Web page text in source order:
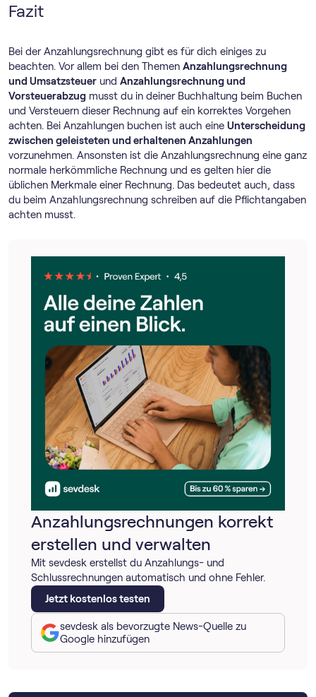
Anzahlungsrechnungen korrekt
erstellen und verwalten
Mit sevdesk erstellst du Anzahlungs- und
Schlussrechnungen automatisch und ohne Fehler.
Jetzt kostenlos testen
sevdesk als bevorzugte News-Quelle zu
Google hinzufügen
Fazit
Bei der Anzahlungsrechnung gibt es für dich einiges zu
beachten. Vor allem bei den Themen Anzahlungsrechnung
und Umsatzsteuer und Anzahlungsrechnung und
Vorsteuerabzug musst du in deiner Buchhaltung beim Buchen
und Versteuern dieser Rechnung auf ein korrektes Vorgehen
achten. Bei Anzahlungen buchen ist auch eine Unterscheidung
zwischen geleisteten und erhaltenen Anzahlungen
vorzunehmen. Ansonsten ist die Anzahlungsrechnung eine ganz
normale herkömmliche Rechnung und es gelten hier die
üblichen Merkmale einer Rechnung. Das bedeutet auch, dass
du beim Anzahlungsrechnung schreiben auf die Pflichtangaben
achten musst.